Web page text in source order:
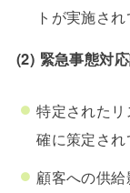
トが実施さ
(2) 緊急事態対
特定された
確に策定さ
顧客への供